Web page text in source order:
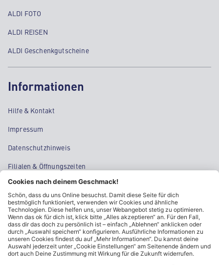
ALDI FOTO
ALDI REISEN
ALDI Geschenkgutscheine
Informationen
Hilfe & Kontakt
Impressum
Datenschutzhinweis
Filialen & Öffnungszeiten
Kontakt
Cookie-Einstellungen
Kundeninformationen